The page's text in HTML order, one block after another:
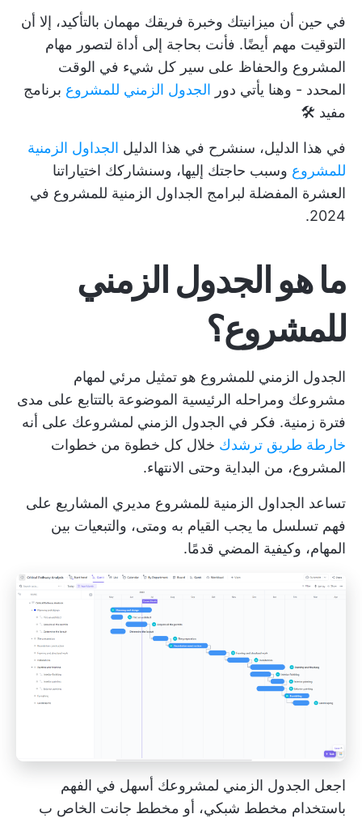
في حين أن ميزانيتك وخبرة فريقك مهمان بالتأكيد، إلا أن
التوقيت مهم أيضًا. فأنت بحاجة إلى أداة لتصور مهام
المشروع والحفاظ على سير كل شيء في الوقت
المحدد - وهنا يأتي دور الجدول الزمني للمشروع برنامج
مفيد 🛠️
في هذا الدليل، سنشرح في هذا الدليل الجداول الزمنية
للمشروع وسبب حاجتك إليها، وسنشاركك اختياراتنا
العشرة المفضلة لبرامج الجداول الزمنية للمشروع في
2024.
ما هو الجدول الزمني
للمشروع؟
الجدول الزمني للمشروع هو تمثيل مرئي لمهام
مشروعك ومراحله الرئيسية الموضوعة بالتتابع على مدى
فترة زمنية. فكر في الجدول الزمني لمشروعك على أنه
خارطة طريق ترشدك خلال كل خطوة من خطوات
المشروع، من البداية وحتى الانتهاء.
تساعد الجداول الزمنية للمشروع مديري المشاريع على
فهم تسلسل ما يجب القيام به ومتى، والتبعيات بين
المهام، وكيفية المضي قدمًا.
اجعل الجدول الزمني لمشروعك أسهل في الفهم
باستخدام مخطط شبكي، أو مخطط جانت الخاص ب